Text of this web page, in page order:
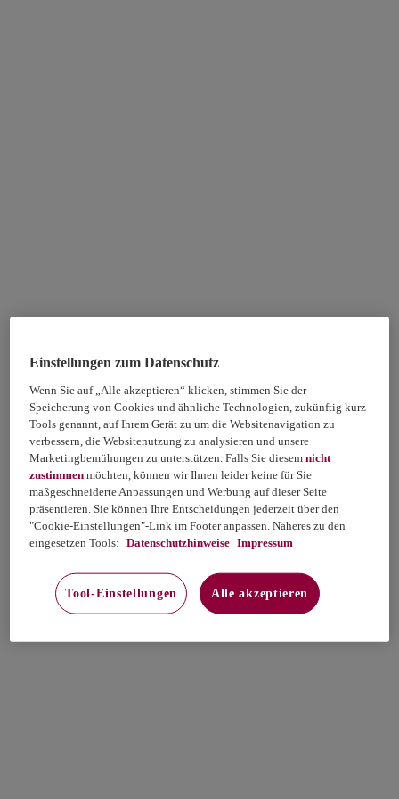
Einstellungen zum Datenschutz
Wenn Sie auf „Alle akzeptieren“ klicken, stimmen Sie der
Speicherung von Cookies und ähnliche Technologien, zukünftig kurz
Tools genannt, auf Ihrem Gerät zu um die Websitenavigation zu
verbessern, die Websitenutzung zu analysieren und unsere
Marketingbemühungen zu unterstützen. Falls Sie diesemnicht
zustimmen möchten, können wir Ihnen leider keine für Sie
maßgeschneiderte Anpassungen und Werbung auf dieser Seite
präsentieren. Sie können Ihre Entscheidungen jederzeit über den
"Cookie-Einstellungen"-Link im Footer anpassen. Näheres zu den
eingesetzen Tools: Datenschutzhinweise Impressum
Tool-Einstellungen Alle akzeptieren